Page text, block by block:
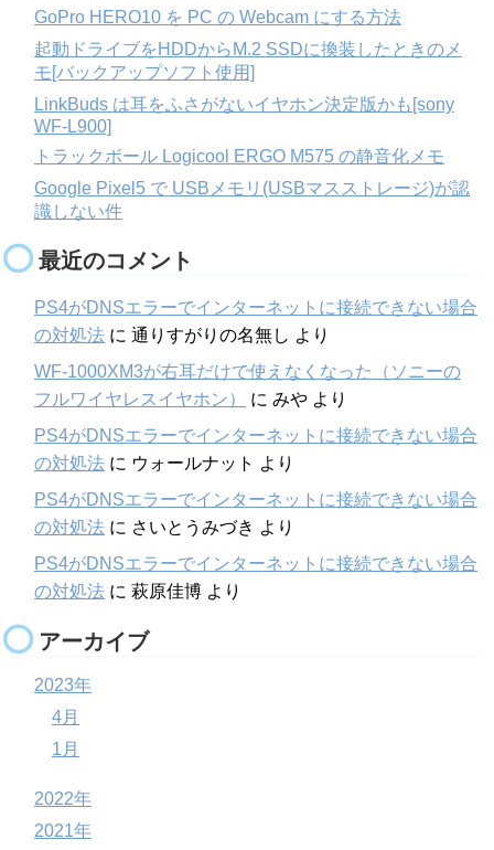
GoPro HERO10 を PC の Webcam にする方法
起動ドライブをHDDからM.2 SSDに換装したときのメ
モ[バックアップソフト使用]
LinkBuds は耳をふさがないイヤホン決定版かも[sony
WF-L900]
トラックボール Logicool ERGO M575 の静音化メモ
Google Pixel5 で USBメモリ(USBマスストレージ)が認
識しない件
最近のコメント
PS4がDNSエラーでインターネットに接続できない場合
の対処法 に 通りすがりの名無し より
WF-1000XM3が右耳だけで使えなくなった（ソニーの
フルワイヤレスイヤホン）
に みや より
PS4がDNSエラーでインターネットに接続できない場合
の対処法 に ウォールナット より
PS4がDNSエラーでインターネットに接続できない場合
の対処法 に さいとうみづき より
PS4がDNSエラーでインターネットに接続できない場合
の対処法 に 萩原佳博 より
アーカイブ
2023年
4月
1月
2022年
2021年